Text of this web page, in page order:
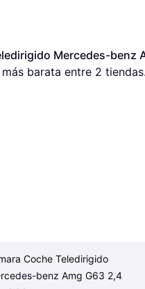
Mercedes-benz
barata entre 2 tiendas.
Coche Teledirigido
benz Amg G63 2,4